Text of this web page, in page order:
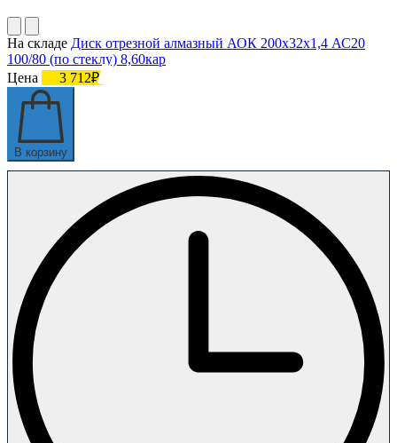
На складе Диск отрезной алмазный АОК 200х32х1,4 АС20
100/80 (по стеклу) 8,60кар
Цена
3 712₽
В корзину